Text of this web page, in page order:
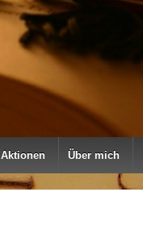
Aktionen Über mich